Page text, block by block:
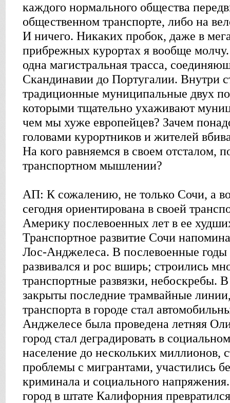
каждого нормального общества
общественном транспорте, либо на
И ничего. Никаких пробок, даже в
прибрежных курортах я вообще
одна магистральная трасса,
Скандинавии до Португалии. Внутри
традиционные муниципальные двух
которыми тщательно ухаживают
чем мы хуже европейцев? Зачем
головами курортников и жителей
На кого равняемся в своем отсталом,
транспортном мышлении?
АП: К сожалению, не только Сочи, а
сегодня ориентирована в своей
Америку послевоенных лет в ее
Транспортное развитие Сочи
Лос-Анджелеса. В послевоенные годы
развивался и рос вширь; строились
транспортные развязки, небоскребы.
закрыты последние трамвайные
транспорта в городе стал
Анджелесе была проведена летняя
город стал деградировать в
население до нескольких миллионов,
проблемы с мигрантами, участились
криминала и социального
город в штате Калифорния